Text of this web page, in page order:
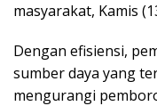
masyarakat, Kamis
Dengan efisiensi,
sumber daya yang
mengurangi